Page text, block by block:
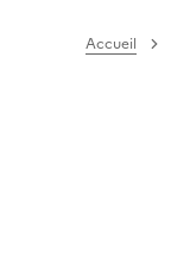
Accueil